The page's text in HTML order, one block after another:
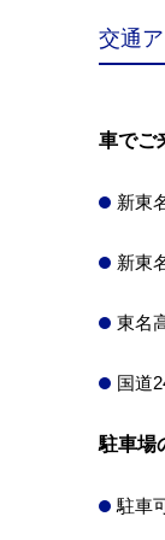
交通
車でご
新東
新東
東名
国道
駐車場
駐車